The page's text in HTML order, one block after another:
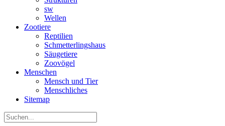
sw
Wellen
Zootiere
Reptilien
Schmetterlingshaus
Säugetiere
Zoovögel
Menschen
Mensch und Tier
Menschliches
Sitemap